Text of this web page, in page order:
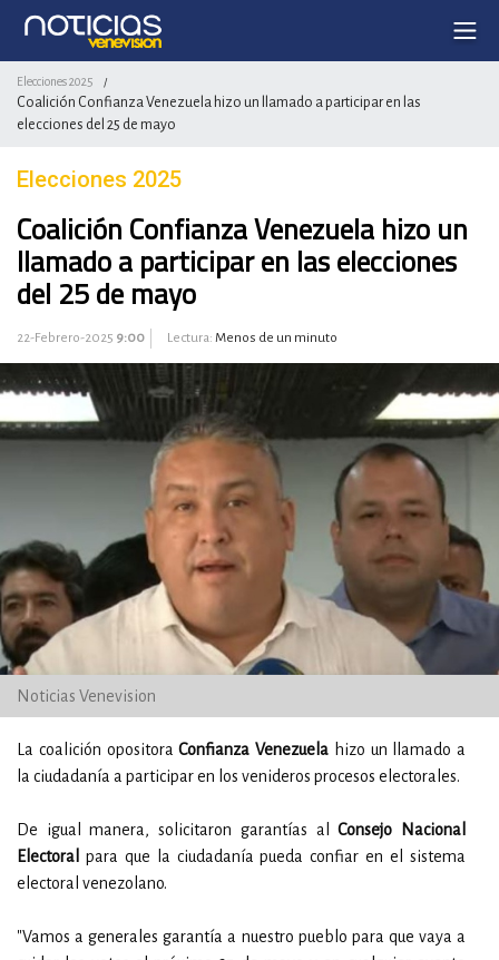
Elecciones 2025 /
Coalición Confianza Venezuela hizo un llamado a participar en las
elecciones del 25 de mayo
Elecciones 2025
Coalición Confianza Venezuela hizo un
llamado a participar en las elecciones
del 25 de mayo
22-Febrero-2025 9:00 Lectura: Menos de un minuto
Noticias Venevision
La coalición opositoraConfianza Venezuela hizo un llamado a
la ciudadanía a participar en los venideros procesos electorales.
De igual manera, solicitaron garantías alConsejo Nacional
Electoral
para que la ciudadanía pueda confiar en el sistema
electoral venezolano.
"Vamos a generales garantía a nuestro pueblo para que vaya a